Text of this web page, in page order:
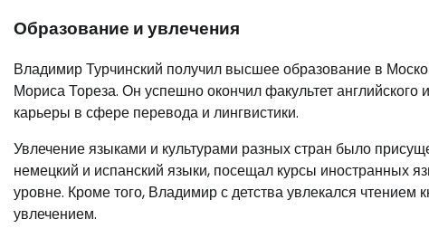
Образование и увлечения
Владимир Турчинский получил высшее образование в
Мориса Тореза. Он успешно окончил факультет
карьеры в сфере перевода и лингвистики.
Увлечение языками и культурами разных стран было
немецкий и испанский языки, посещал курсы иностранных
уровне. Кроме того, Владимир с детства увлекался чтением
увлечением.